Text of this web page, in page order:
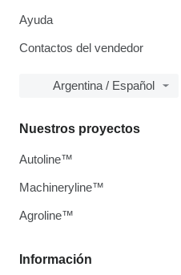
Ayuda
Contactos del vendedor
Argentina / Español
Información
Nuestros proyectos
Autoline™
Machineryline™
Agroline™